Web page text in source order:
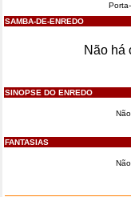
SAMBA-DE-ENREDO
Não há
SINOPSE DO ENREDO
FANTASIAS